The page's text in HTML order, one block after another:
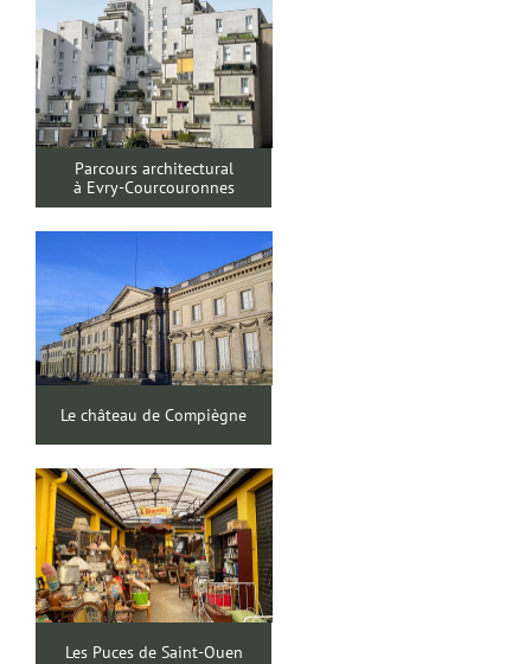
Parcours architectural
à Evry-Courcouronnes
Le château de Compiègne
Les Puces de Saint-Ouen